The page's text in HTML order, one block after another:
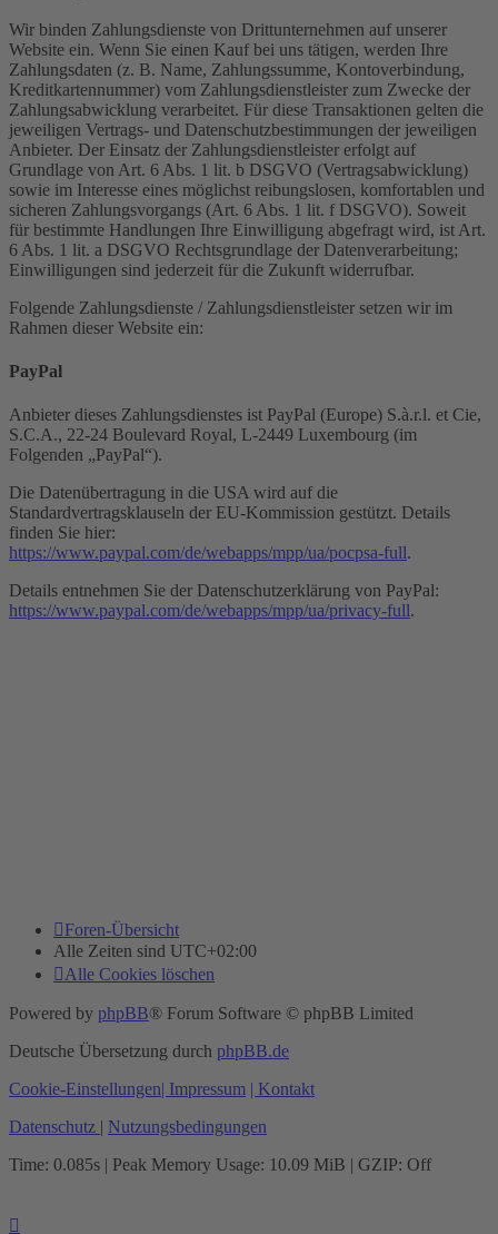
Wir binden Zahlungsdienste von Drittunternehmen auf unserer
Website ein. Wenn Sie einen Kauf bei uns tätigen, werden Ihre
Zahlungsdaten (z. B. Name, Zahlungssumme, Kontoverbindung,
Kreditkartennummer) vom Zahlungsdienstleister zum Zwecke der
Zahlungsabwicklung verarbeitet. Für diese Transaktionen gelten die
jeweiligen Vertrags- und Datenschutzbestimmungen der jeweiligen
Anbieter. Der Einsatz der Zahlungsdienstleister erfolgt auf
Grundlage von Art. 6 Abs. 1 lit. b DSGVO (Vertragsabwicklung)
sowie im Interesse eines möglichst reibungslosen, komfortablen und
sicheren Zahlungsvorgangs (Art. 6 Abs. 1 lit. f DSGVO). Soweit
für bestimmte Handlungen Ihre Einwilligung abgefragt wird, ist Art.
6 Abs. 1 lit. a DSGVO Rechtsgrundlage der Datenverarbeitung;
Einwilligungen sind jederzeit für die Zukunft widerrufbar.
Folgende Zahlungsdienste / Zahlungsdienstleister setzen wir im
Rahmen dieser Website ein:
PayPal
Anbieter dieses Zahlungsdienstes ist PayPal (Europe) S.à.r.l. et Cie,
S.C.A., 22-24 Boulevard Royal, L-2449 Luxembourg (im
Folgenden „PayPal“).
Die Datenübertragung in die USA wird auf die
Standardvertragsklauseln der EU-Kommission gestützt. Details
finden Sie hier:
https://www.paypal.com/de/webapps/mpp/ua/pocpsa-full.
Details entnehmen Sie der Datenschutzerklärung von PayPal:
https://www.paypal.com/de/webapps/mpp/ua/privacy-full.
Foren-Übersicht
Alle Zeiten sind UTC+02:00
Alle Cookies löschen
Powered by phpBB® Forum Software © phpBB Limited
Deutsche Übersetzung durch phpBB.de
Cookie-Einstellungen| Impressum | Kontakt
Datenschutz | Nutzungsbedingungen
Time: 0.085s | Peak Memory Usage: 10.09 MiB | GZIP: Off